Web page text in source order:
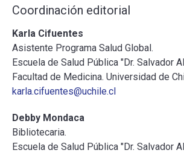
Coordinación editorial
Karla Cifuentes
Asistente Programa Salud Global.
Escuela de Salud Pública "Dr. Salvador
Facultad de Medicina. Universidad de
karla.cifuentes@uchile.cl
Debby Mondaca
Bibliotecaria.
Escuela de Salud Pública "Dr. Salvador